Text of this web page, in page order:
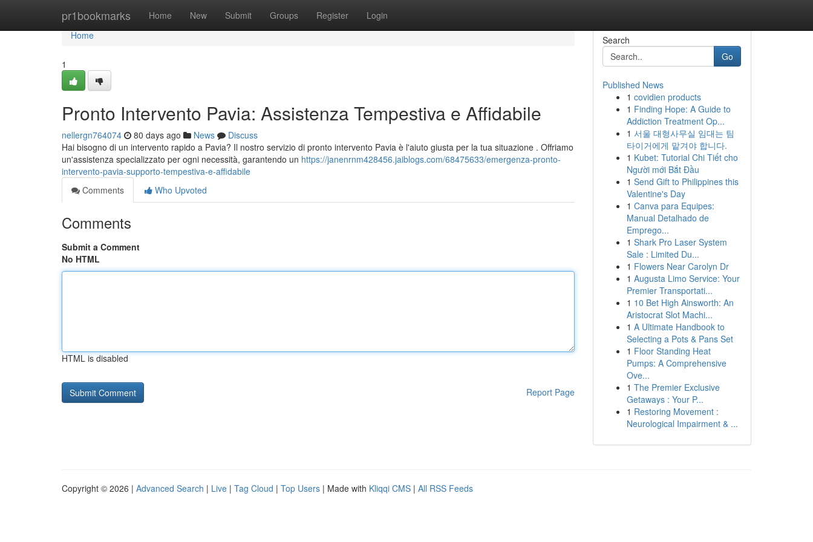
pr1bookmarks Home New Submit Groups Register Login
Home
Home
1
Pronto Intervento Pavia: Assistenza Tempestiva e Affidabile
nellergn764074 80 days ago News
Discuss
Hai bisogno di un intervento rapido a Pavia? Il nostro servizio di pronto intervento Pavia è l'aiuto giusta per la tua situazione . Offriamo
un'assistenza specializzato per ogni necessità, garantendo un https://janenrnm428456.jaiblogs.com/68475633/emergenza-pronto-
intervento-pavia-supporto-tempestiva-e-affidabile
Comments
Who Upvoted
Comments
Submit a Comment
No HTML
HTML is disabled
Report Page
Search
Go
Published News
1 covidien products
1 Finding Hope: A Guide to
Addiction Treatment Op...
1 서울 대형사무실 임대는 팀
타이거에게 맡겨야 합니다.
1 Kubet: Tutorial Chi Tiết cho
Người mới Bắt Đầu
1 Send Gift to Philippines this
Valentine's Day
1 Canva para Equipes:
Manual Detalhado de
Emprego...
1 Shark Pro Laser System
Sale : Limited Du...
1 Flowers Near Carolyn Dr
1 Augusta Limo Service: Your
Premier Transportati...
1 10 Bet High Ainsworth: An
Aristocrat Slot Machi...
1 A Ultimate Handbook to
Selecting a Pots & Pans Set
1 Floor Standing Heat
Pumps: A Comprehensive
Ove...
1 The Premier Exclusive
Getaways : Your P...
1 Restoring Movement :
Neurological Impairment & ...
Copyright © 2026 | Advanced Search | Live | Tag Cloud | Top Users | Made with Kliqqi CMS | All RSS Feeds